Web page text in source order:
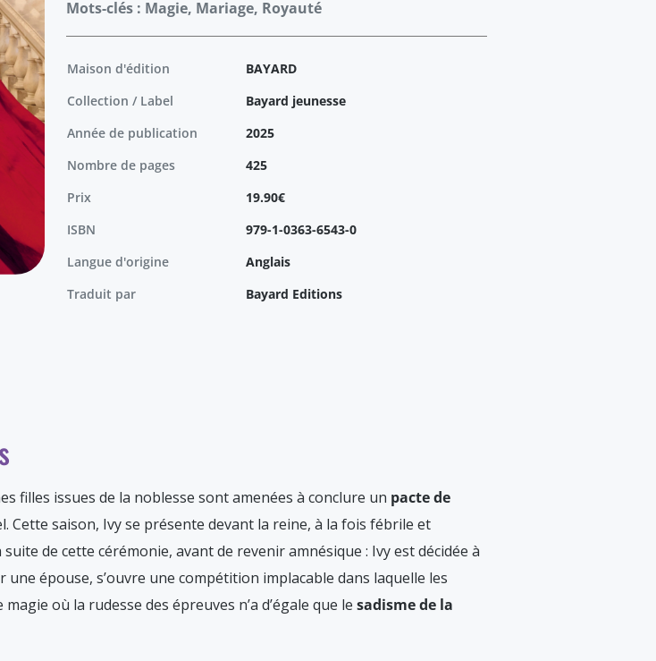
Mots-clés : Magie, Mariage, Royauté
Maison d'édition
BAYARD
Collection / Label
Bayard jeunesse
Année de publication
2025
Nombre de pages
425
Prix
19.90€
ISBN
979-1-0363-6543-0
Langue d'origine
Anglais
Traduit par
Bayard Editions
filles issues de la noblesse sont amenées à conclure un pacte de
Cette saison, Ivy se présente devant la reine, à la fois fébrile et
de cette cérémonie, avant de revenir amnésique : Ivy est décidée à
épouse, s’ouvre une compétition implacable dans laquelle les
où la rudesse des épreuves n’a d’égale que le sadisme de la